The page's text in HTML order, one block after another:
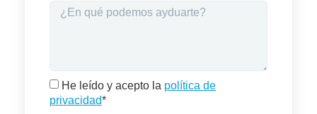
He leído y acepto la política de
privacidad*